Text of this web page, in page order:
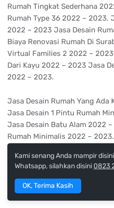
Rumah Tingkat Sederhana
Rumah Type 36 2022 – 2023.
2022 – 2023 Jasa Desain
Biaya Renovasi Rumah Di
Virtual Families 2 2022 –
Dari Kayu 2022 – 2023 Jasa
2022 – 2023.
Jasa Desain Rumah Yang Ada
Jasa Desain 1 Pintu Rumah
Jasa Desain Batu Alam 2022
Rumah Minimalis 2022 –
2023. Biaya Renovasi Rumah
Gedung Walet 2022 – 2023
Tampak Depan 2022 – 2023.
2023 Jasa Desain Nomor
Ruangan Rumah Yang Mewah
Kami senang Anda mampir
Whatsapp, silahkan disini 0823
OK, Terima Kasih